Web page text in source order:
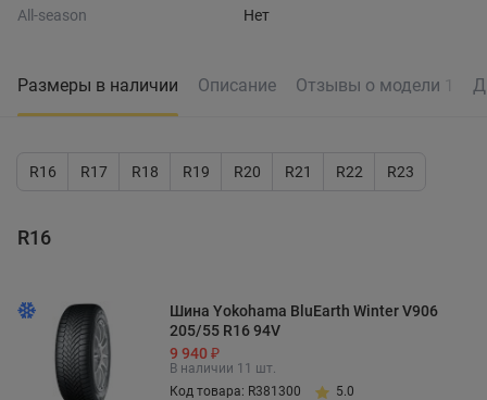
All-season Нет
Размеры в наличии Описание Отзывы о модели 1
R16 R17 R18 R19 R20 R21 R22 R23
R16
Шина Yokohama BluEarth Winter V906
205/55 R16 94V
9 940 ₽
В наличии 11 шт.
Код товара: R381300
5.0